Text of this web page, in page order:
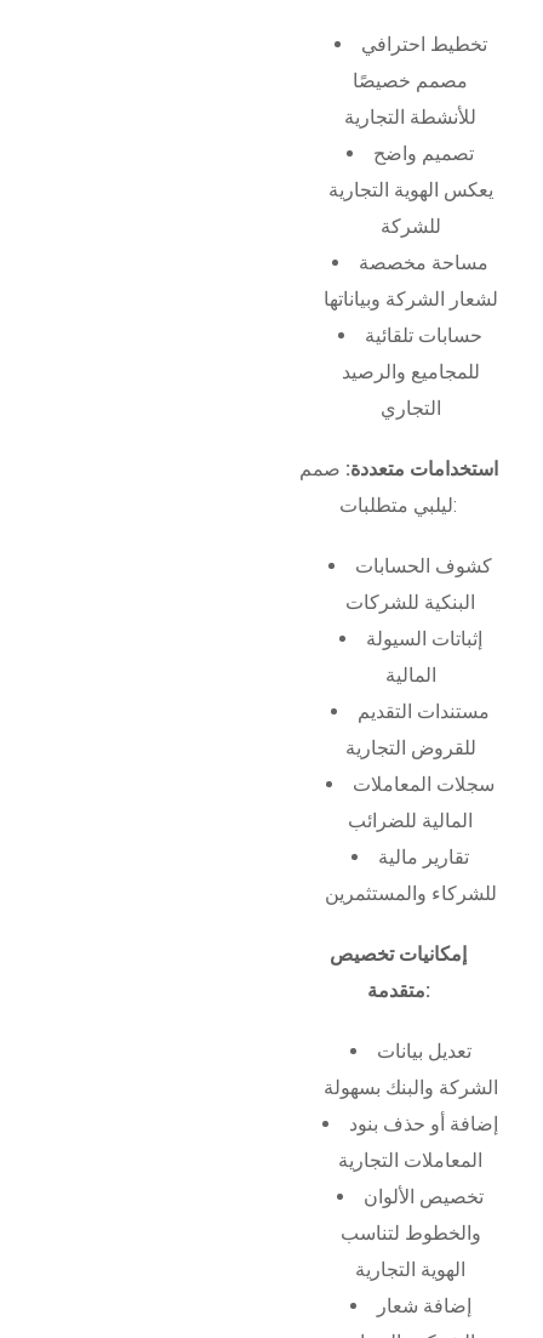
تخطيط احترافي
مصمم خصيصًا
للأنشطة التجارية
تصميم واضح
يعكس الهوية التجارية
للشركة
مساحة مخصصة
لشعار الشركة وبياناتها
حسابات تلقائية
للمجاميع والرصيد
التجاري
استخدامات متعددة: صمم
ليلبي متطلبات:
كشوف الحسابات
البنكية للشركات
إثباتات السيولة
المالية
مستندات التقديم
للقروض التجارية
سجلات المعاملات
المالية للضرائب
تقارير مالية
للشركاء والمستثمرين
إمكانيات تخصيص
متقدمة:
تعديل بيانات
الشركة والبنك بسهولة
إضافة أو حذف بنود
المعاملات التجارية
تخصيص الألوان
والخطوط لتناسب
الهوية التجارية
إضافة شعار